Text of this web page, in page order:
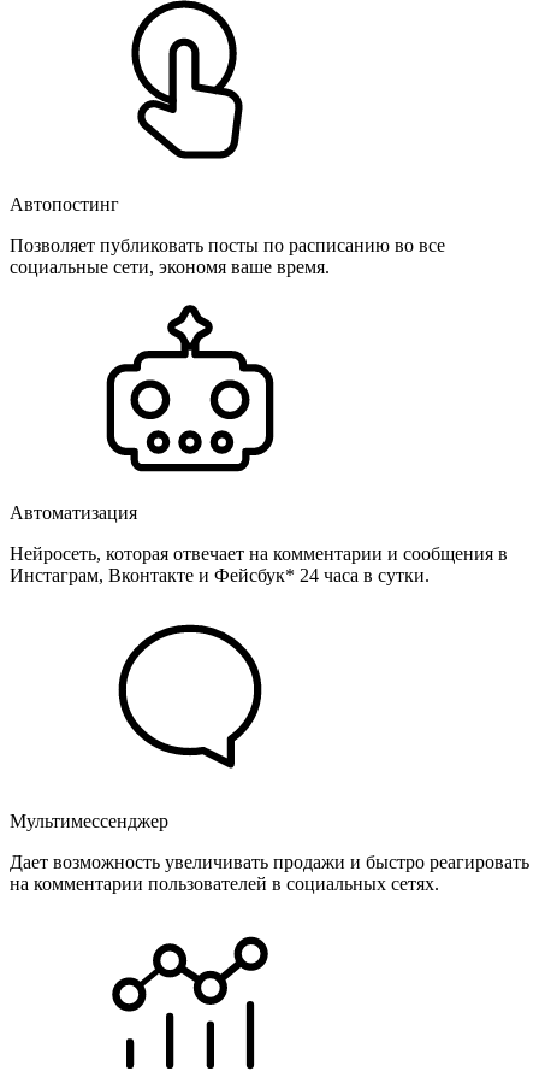
Автопостинг
Позволяет публиковать посты по расписанию во все
социальные сети, экономя ваше время.
Автоматизация
Нейросеть, которая отвечает на комментарии и сообщения в
Инстаграм, Вконтакте и Фейсбук* 24 часа в сутки.
Мультимессенджер
Дает возможность увеличивать продажи и быстро реагировать
на комментарии пользователей в социальных сетях.